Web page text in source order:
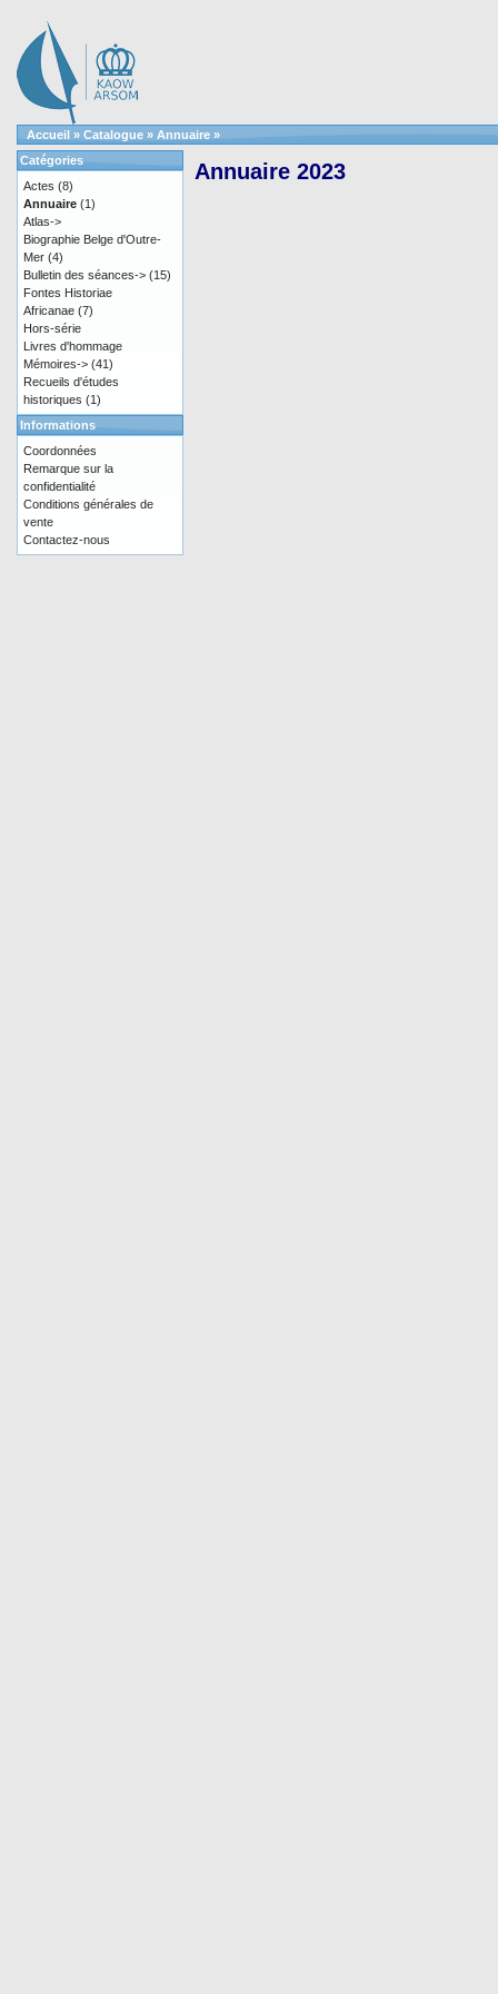
Accueil » Catalogue » Annuaire »
Annuaire 2023
Catégories
Actes (8)
Annuaire (1)
Atlas->
Biographie Belge d'Outre-
Mer (4)
Bulletin des séances-> (15)
Fontes Historiae
Africanae (7)
Hors-série
Livres d'hommage
Mémoires-> (41)
Recueils d'études
historiques (1)
Informations
Coordonnées
Remarque sur la
confidentialité
Conditions générales de
vente
Contactez-nous